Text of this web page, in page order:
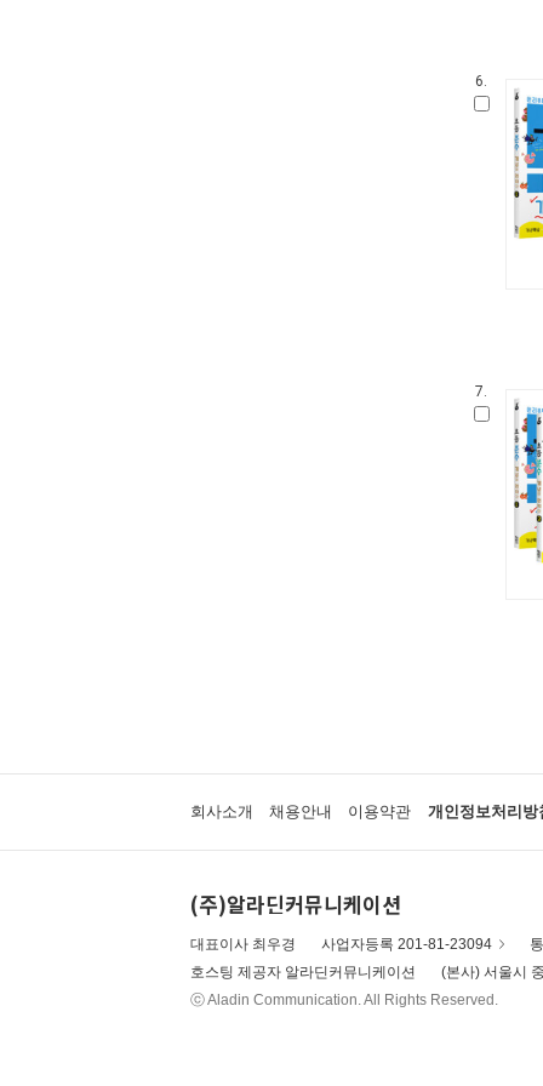
6.
7.
회사소개 채용안내 이용약관 개인정보처리방
(주)알라딘커뮤니케이션
대표이사 최우경 사업자등록 201-81-23094
호스팅 제공자 알라딘커뮤니케이션
(본사) 서울시
ⓒ Aladin Communication. All Rights Reserved.